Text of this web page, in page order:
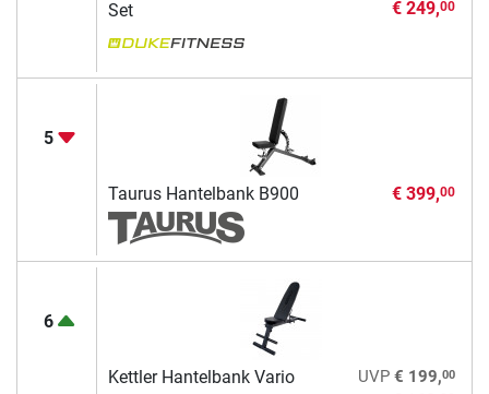
Set € 249,00
5
Taurus Hantelbank B900 € 399,00
6
Kettler Hantelbank Vario
UVP € 199,00